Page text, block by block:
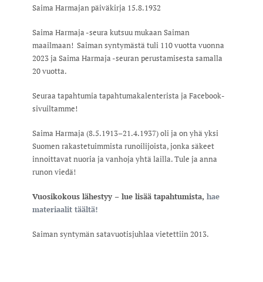
Saima Harmajan päiväkirja 15.8.1932
Saima Harmaja -seura kutsuu mukaan Saiman
maailmaan! Saiman syntymästä tuli 110 vuotta vuonna
2023 ja Saima Harmaja -seuran perustamisesta samalla
20 vuotta.
Seuraa tapahtumia tapahtumakalenterista ja Facebook-
sivuiltamme!
Saima Harmaja (8.5.1913–21.4.1937) oli ja on yhä yksi
Suomen rakastetuimmista runoilijoista, jonka säkeet
innoittavat nuoria ja vanhoja yhtä lailla. Tule ja anna
runon viedä!
Vuosikokous lähestyy – lue lisää tapahtumista, hae
materiaalit täältä!
Saiman syntymän satavuotisjuhlaa vietettiin 2013.